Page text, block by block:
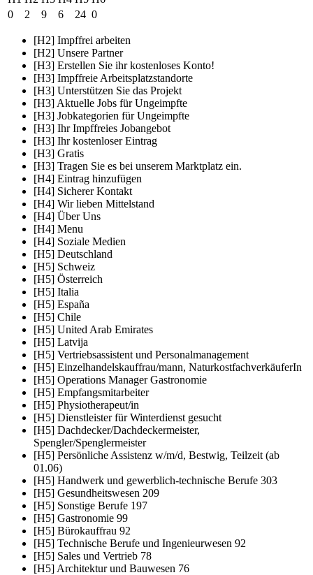
0
2 9 6 24 0
[H2] Impffrei arbeiten
[H2] Unsere Partner
[H3] Erstellen Sie ihr kostenloses Konto!
[H3] Impffreie Arbeitsplatzstandorte
[H3] Unterstützen Sie das Projekt
[H3] Aktuelle Jobs für Ungeimpfte
[H3] Jobkategorien für Ungeimpfte
[H3] Ihr Impffreies Jobangebot
[H3] Ihr kostenloser Eintrag
[H3] Gratis
[H3] Tragen Sie es bei unserem Marktplatz ein.
[H4] Eintrag hinzufügen
[H4] Sicherer Kontakt
[H4] Wir lieben Mittelstand
[H4] Über Uns
[H4] Menu
[H4] Soziale Medien
[H5] Deutschland
[H5] Schweiz
[H5] Österreich
[H5] Italia
[H5] España
[H5] Chile
[H5] United Arab Emirates
[H5] Latvija
[H5] Vertriebsassistent und Personalmanagement
[H5] Einzelhandelskauffrau/mann, NaturkostfachverkäuferIn
[H5] Operations Manager Gastronomie
[H5] Empfangsmitarbeiter
[H5] Physiotherapeut/in
[H5] Dienstleister für Winterdienst gesucht
[H5] Dachdecker/Dachdeckermeister,
Spengler/Spenglermeister
[H5] Persönliche Assistenz w/m/d, Bestwig, Teilzeit (ab
01.06)
[H5] Handwerk und gewerblich-technische Berufe 303
[H5] Gesundheitswesen 209
[H5] Sonstige Berufe 197
[H5] Gastronomie 99
[H5] Bürokauffrau 92
[H5] Technische Berufe und Ingenieurwesen 92
[H5] Sales und Vertrieb 78
[H5] Architektur und Bauwesen 76